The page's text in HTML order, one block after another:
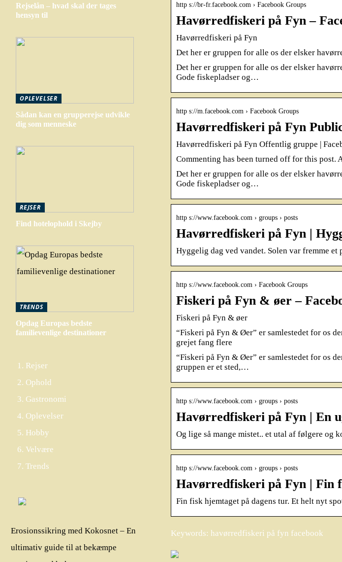
http s://br-fr.facebook.com › Facebook Groups
Havørredfiskeri på Fyn –
Havørredfiskeri på Fyn
Det her er gruppen for alle os der elsker
Det her er gruppen for alle os der elsker
Gode fiskepladser og…
http s://m.facebook.com › Facebook Groups
Havørredfiskeri på Fyn
Havørredfiskeri på Fyn Offentlig gruppe |
Commenting has been turned off for this
Det her er gruppen for alle os der elsker
Gode fiskepladser og…
http s://www.facebook.com › groups › posts
Havørredfiskeri på Fyn |
Hyggelig dag ved vandet. Solen var fremme
http s://www.facebook.com › Facebook Groups
Fiskeri på Fyn & øer –
Fiskeri på Fyn & øer
“Fiskeri på Fyn & Øer” er samlestedet for os
grejet fang flere
“Fiskeri på Fyn & Øer” er samlestedet for os
gruppen er et sted,…
http s://www.facebook.com › groups › posts
Havørredfiskeri på Fyn | En
Og lige så mange mistet.. et utal af følgere og
http s://www.facebook.com › groups › posts
Havørredfiskeri på Fyn | Fin
Fin fisk hjemtaget på dagens tur. Et helt nyt
Keywords: havørredfiskeri på fyn facebook
Rejselån – hvad skal der tages
hensyn til
OPLEVELSER
Sådan kan en grupperejse udvikle
dig som menneske
REJSER
Find hotelophold i Skejby
TRENDS
Opdag Europas bedste
familievenlige destinationer
Rejser
Ophold
Gastronomi
Oplevelser
Hobby
Velvære
Trends
Erosionssikring med Kokosnet – En
ultimativ guide til at bekæmpe